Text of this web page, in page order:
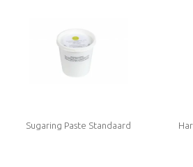
Sugaring Paste Standaard